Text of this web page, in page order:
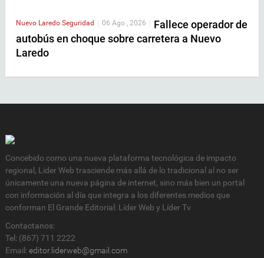
Nuevo Laredo Seguridad | 06 Ago , 2026 | Fallece operador de
autobús en choque sobre carretera a Nuevo
Laredo
Concebido como una nueva plataforma tecnológica de impacto
regional, Lider Web trasciende más allá de lo tradicional al no ser
únicamente una nueva página de internet, sino más bien un portal
con información al día que integra a los diferentes medios que
conforman El Grande Editorial: Líder Web y Líder Tv
Contactanos:
Tel: (867) 711 2222
Email: editor.liderweb@gmail.com